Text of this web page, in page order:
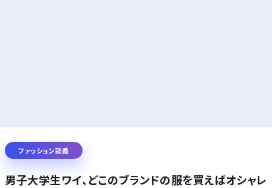
ファッション談義
男子大学生ワイ、どこのブランドの服を買えばオシャレ